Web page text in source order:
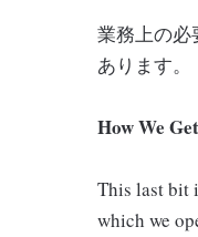
業務上の必
あります。
How We
This last bit
which we